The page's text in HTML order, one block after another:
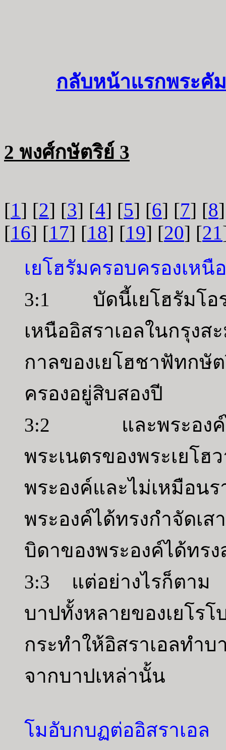
กลับหน้าแรกพระคั
2 พงศ์กษัตริย์ 3
[1] [2] [3] [4] [5] [6] [7] [8
[16] [17] [18] [19] [20] [21
เยโฮรัมครอบครองเหนื
3:1 บัดนี้เยโฮรัมโอร
เหนืออิสราเอลในกรุง
กาลของเยโฮชาฟัทก
ครองอยู่สิบสองปี
3:2 และพระองค์ได้
พระเนตรของพระเยโ
พระองค์และไม่เหมือน
พระองค์ได้ทรงกำจัดเ
บิดาของพระองค์ได้ทรง
3:3 แต่อย่างไรก็ตาม
บาปทั้งหลายของเยโร
กระทำให้อิสราเอลท
จากบาปเหล่านั้น
โมอับกบฏต่ออิสราเอล